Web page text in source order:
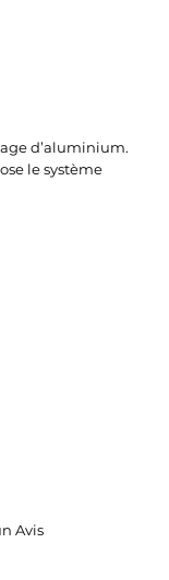
d’aluminium.
le système
Avis